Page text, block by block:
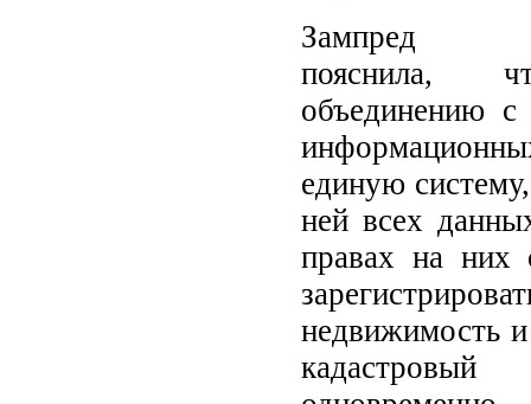
Зампред
пояснила,
объединению
единую
ней всех
правах на них
недвижимость